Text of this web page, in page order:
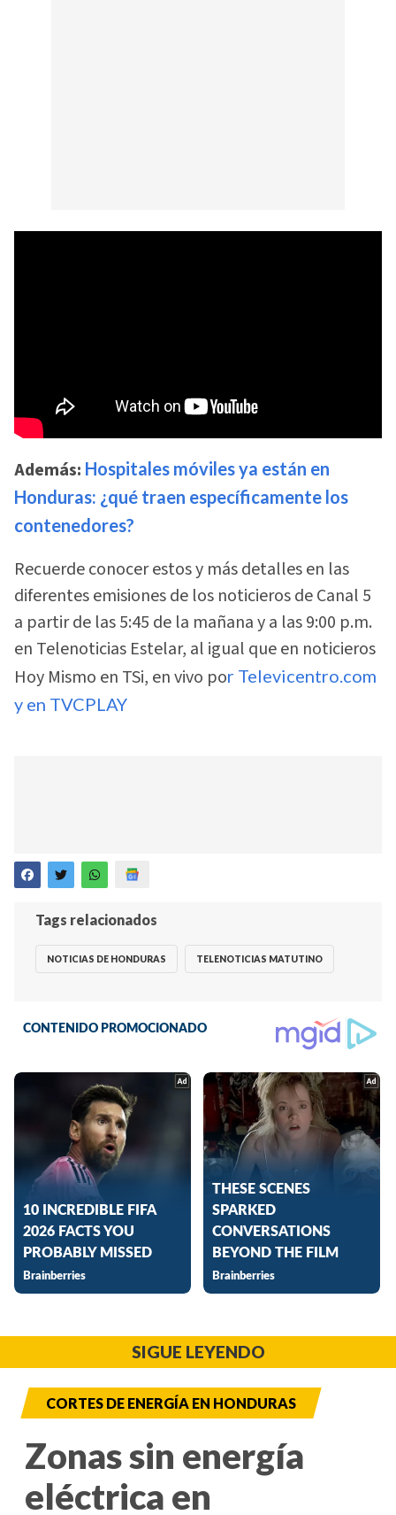
Además: Hospitales móviles ya están en
Honduras: ¿qué traen específicamente los
contenedores?
Recuerde conocer estos y más detalles en las
diferentes emisiones de los noticieros de Canal 5
a partir de las 5:45 de la mañana y a las 9:00 p.m.
en Telenoticias Estelar, al igual que en noticieros
Hoy Mismo en TSi, en vivo por Televicentro.com
y en TVCPLAY
Tags relacionados
NOTICIAS DE HONDURAS TELENOTICIAS MATUTINO
SIGUE LEYENDO
CORTES DE ENERGÍA EN HONDURAS
Zonas sin energía
eléctrica en